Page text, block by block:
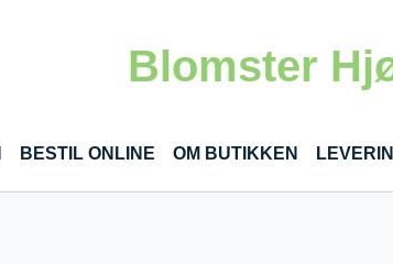
Blomster
BESTIL ONLINE OM BUTIKKEN